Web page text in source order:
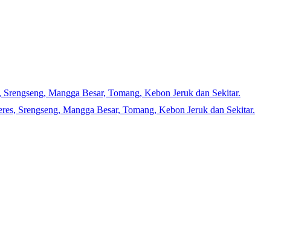
Mangga Besar, Tomang, Kebon Jeruk dan Sekitar.
Srengseng, Mangga Besar, Tomang, Kebon Jeruk dan Sekitar.